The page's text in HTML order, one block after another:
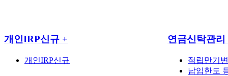
개인IRP신규 +
개인IRP신규
연금신탁관리
적립만기
납입한도